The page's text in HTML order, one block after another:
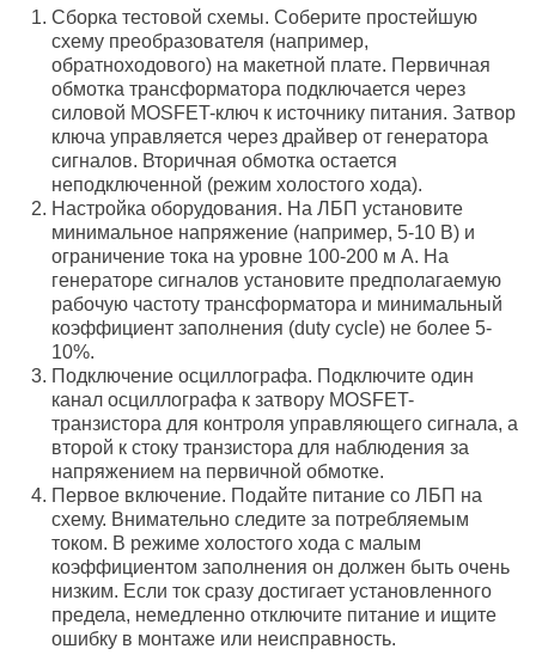
Сборка тестовой схемы. Соберите простейшую
схему преобразователя (например,
обратноходового) на макетной плате. Первичная
обмотка трансформатора подключается через
силовой MOSFET-ключ к источнику питания. Затвор
ключа управляется через драйвер от генератора
сигналов. Вторичная обмотка остается
неподключенной (режим холостого хода).
Настройка оборудования. На ЛБП установите
минимальное напряжение (например, 5-10 В) и
ограничение тока на уровне 100-200 м А. На
генераторе сигналов установите предполагаемую
рабочую частоту трансформатора и минимальный
коэффициент заполнения (duty cycle) не более 5-
10%.
Подключение осциллографа. Подключите один
канал осциллографа к затвору MOSFET-
транзистора для контроля управляющего сигнала, а
второй к стоку транзистора для наблюдения за
напряжением на первичной обмотке.
Первое включение. Подайте питание со ЛБП на
схему. Внимательно следите за потребляемым
током. В режиме холостого хода с малым
коэффициентом заполнения он должен быть очень
низким. Если ток сразу достигает установленного
предела, немедленно отключите питание и ищите
ошибку в монтаже или неисправность.